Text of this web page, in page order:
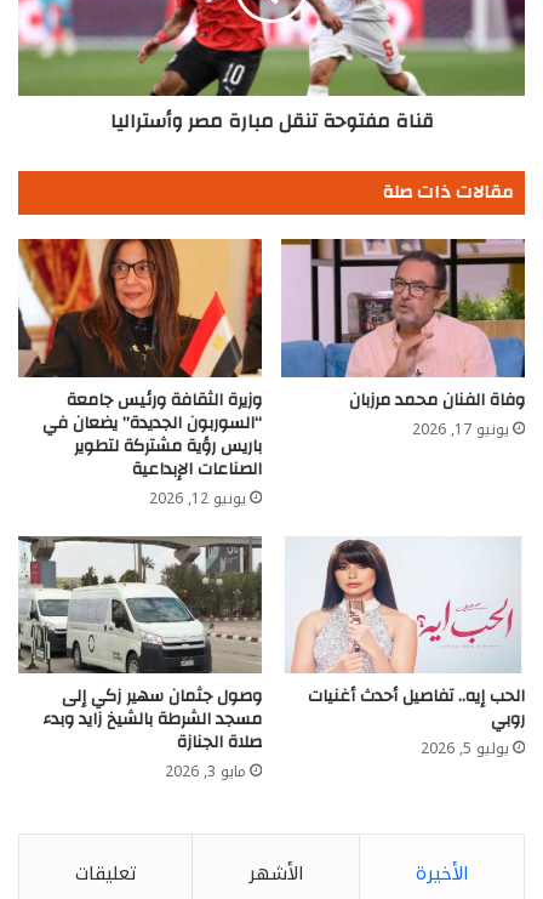
وأستراليا
قناة مفتوحة تنقل مبارة مصر وأستراليا
مقالات ذات صلة
وفاة الفنان محمد مرزبان
يونيو 17, 2026
وزيرة الثقافة ورئيس جامعة
“السوربون الجديدة” يضعان في
باريس رؤية مشتركة لتطوير
الصناعات الإبداعية
يونيو 12, 2026
الحب إيه.. تفاصيل أحدث أغنيات
روبي
يوليو 5, 2026
وصول جثمان سهير زكي إلى
مسجد الشرطة بالشيخ زايد وبدء
صلاة الجنازة
مايو 3, 2026
الأخيرة الأشهر تعليقات